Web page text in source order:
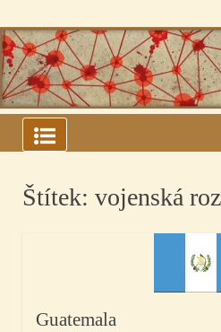
to
content
ARQUIVOS DO
SOVIÉTICO
Štítek: vojenská
Guatemala